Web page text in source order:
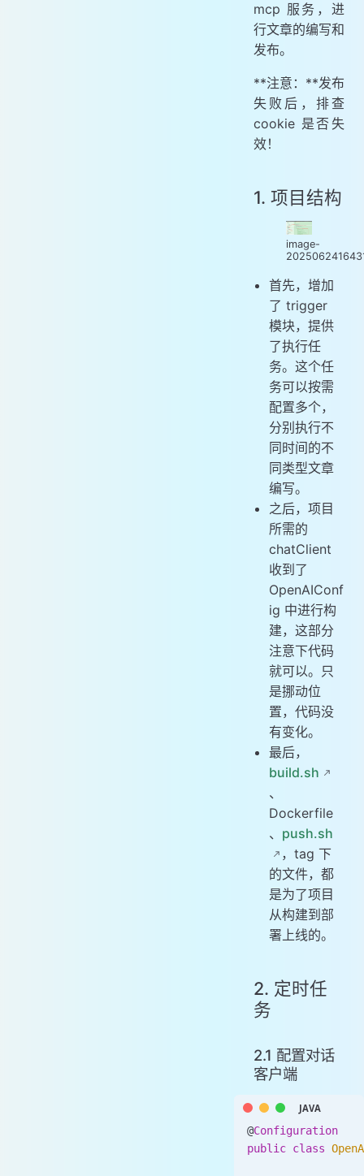
mcp 服务，进
行文章的编写和
发布。
**注意：**发布
失败后，排查
cookie 是否失
效！
1. 项目结构
image-
首先，增加
了 trigger
模块，提供
了执行任
务。这个任
务可以按需
配置多个，
分别执行不
同时间的不
同类型文章
编写。
之后，项目
所需的
chatClient
收到了
OpenAIConf
ig 中进行构
建，这部分
注意下代码
就可以。只
是挪动位
置，代码没
有变化。
最后，
build.sh
、
Dockerfile
、 push.sh
，tag 下
的文件，都
是为了项目
从构建到部
署上线的。
2. 定时任
务
2.1 配置对话
客户端
@Configuration
public class